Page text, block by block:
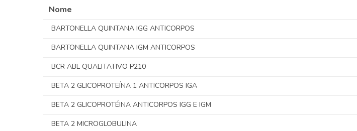
Nome
BARTONELLA QUINTANA IGG ANTICORPOS
BARTONELLA QUINTANA IGM ANTICORPOS
BCR ABL QUALITATIVO P210
BETA 2 GLICOPROTEÍNA 1 ANTICORPOS IGA
BETA 2 GLICOPROTÉINA ANTICORPOS IGG E IGM
BETA 2 MICROGLOBULINA